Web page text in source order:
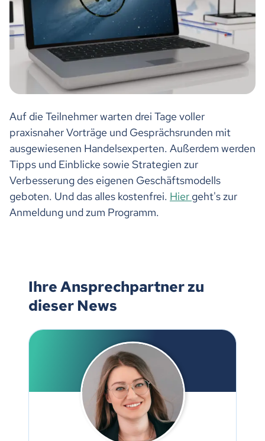
Auf die Teilnehmer warten drei Tage voller
praxisnaher Vorträge und Gesprächsrunden mit
ausgewiesenen Handelsexperten. Außerdem werden
Tipps und Einblicke sowie Strategien zur
Verbesserung des eigenen Geschäftsmodells
geboten. Und das alles kostenfrei. Hier geht's zur
Anmeldung und zum Programm.
Ihre Ansprechpartner zu
dieser News